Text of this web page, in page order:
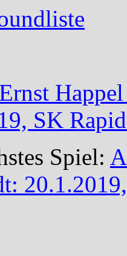
Ernst
SK
Spiel: